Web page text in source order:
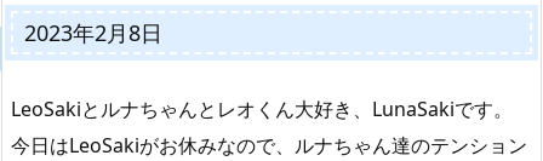
2023年2月8日
LeoSakiとルナちゃんとレオくん大好き、LunaSakiです。
今日はLeoSakiがお休みなので、ルナちゃん達のテンション